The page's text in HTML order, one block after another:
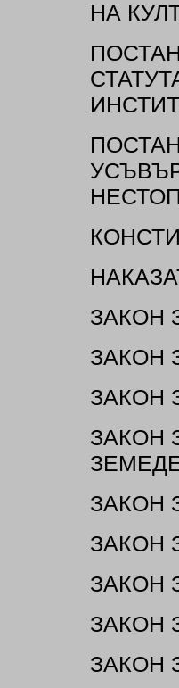
НА
ЗАКОН
ЗАКОН
ЗАКОН
ЗАКОН
ЗАКОН
ЗАКОН
ЗАКОН
ЗАКОН
ЗАКОН